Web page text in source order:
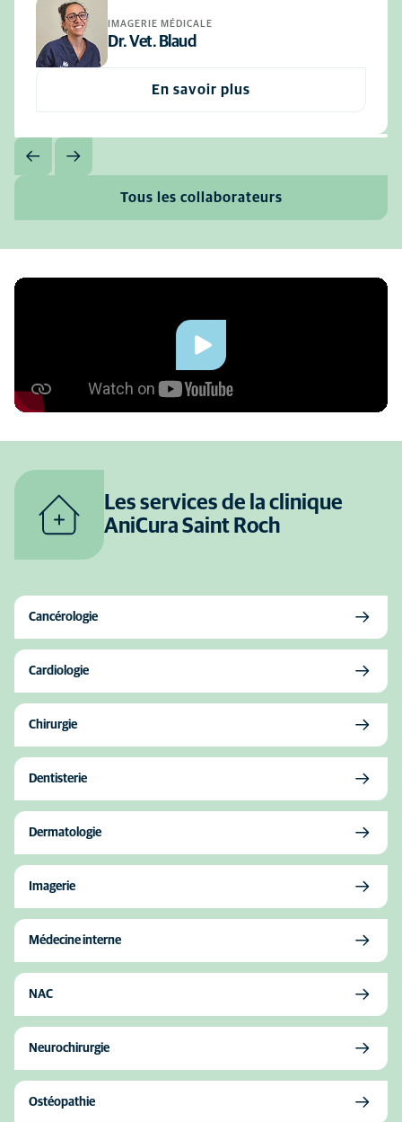
IMAGERIE MÉDICALE
Dr. Vet. Blaud
En savoir plus
Tous les collaborateurs
Les services de la clinique
AniCura Saint Roch
Cancérologie
Cardiologie
Chirurgie
Dentisterie
Dermatologie
Imagerie
Médecine interne
NAC
Neurochirurgie
Ostéopathie